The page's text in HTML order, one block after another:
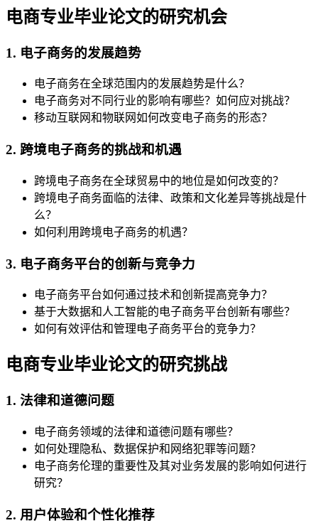
电商专业毕业论文的研究机会
1. 电子商务的发展趋势
电子商务在全球范围内的发展趋势是什么？
电子商务对不同行业的影响有哪些？如何应对挑战？
移动互联网和物联网如何改变电子商务的形态？
2. 跨境电子商务的挑战和机遇
跨境电子商务在全球贸易中的地位是如何改变的？
跨境电子商务面临的法律、政策和文化差异等挑战是什
么？
如何利用跨境电子商务的机遇？
3. 电子商务平台的创新与竞争力
电子商务平台如何通过技术和创新提高竞争力？
基于大数据和人工智能的电子商务平台创新有哪些？
如何有效评估和管理电子商务平台的竞争力？
电商专业毕业论文的研究挑战
1. 法律和道德问题
电子商务领域的法律和道德问题有哪些？
如何处理隐私、数据保护和网络犯罪等问题？
电子商务伦理的重要性及其对业务发展的影响如何进行
研究？
2. 用户体验和个性化推荐